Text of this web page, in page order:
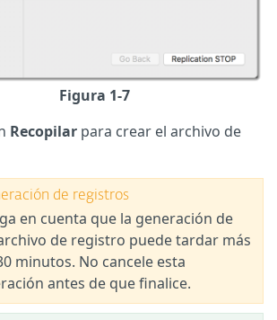
Figura 1-7
Recopilar para crear el archivo de
de registros
en cuenta que la generación de
de registro puede tardar más
minutos. No cancele esta
antes de que finalice.